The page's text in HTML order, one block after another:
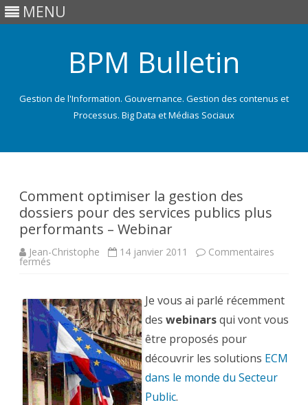
MENU
BPM Bulletin
Gestion de l'Information. Gouvernance. Gestion des contenus et
Processus. Big Data et Médias Sociaux
Comment optimiser la gestion des
dossiers pour des services publics plus
performants – Webinar
Jean-Christophe 14 janvier 2011 Commentaires
fermés
gestion
des
dossiers
pour
des
services
publics
plus
performants
–
Webinar
Je vous ai parlé récemment
des webinarsqui vont vous
être proposés pour
découvrir les solutions ECM
dans le monde du Secteur
Public.